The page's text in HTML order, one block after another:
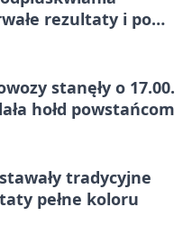
rezultaty i po
stanęły o 17.00.
hołd powstańcom
tradycyjne
pełne koloru